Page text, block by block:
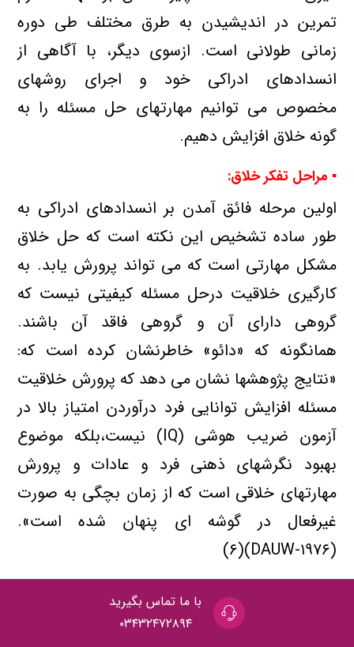
تمرین در اندیشیدن به طرق مختلف طی دوره
زمانی طولانی است. ازسوی دیگر، با آگاهی از
انسدادهای ادراكی خود و اجرای روشهای
مخصوص می توانیم مهارتهای حل مسئله را به
گونه خلاق افزایش دهیم.
▪ مراحل تفكر خلاق:
اولین مرحله فائق آمدن بر انسدادهای ادراكی به
طور ساده تشخیص این نكته است كه حل خلاق
مشكل مهارتی است كه می تواند پرورش یابد. به
كارگیری خلاقیت درحل مسئله كیفیتی نیست كه
گروهی دارای آن و گروهی فاقد آن باشند.
همانگونه كه «دائو» خاطرنشان كرده است كه:
«نتایج پژوهشها نشان می دهد كه پرورش خلاقیت
مسئله افزایش توانایی فرد درآوردن امتیاز بالا در
آزمون ضریب هوشی (IQ) نیست،بلكه موضوع
بهبود نگرشهای ذهنی فرد و عادات و پرورش
مهارتهای خلاقی است كه از زمان بچگی به صورت
غیرفعال در گوشه ای پنهان شده است».
(DAUW-۱۹۷۶)(۶)
پژوهشگران به طوركلی هم رأی هستند كه حل
خلاق مشكل چهار مرحله دارد:
با ما تماس بگیرید
۰۳۴۳۲۴۷۲۸۹۴